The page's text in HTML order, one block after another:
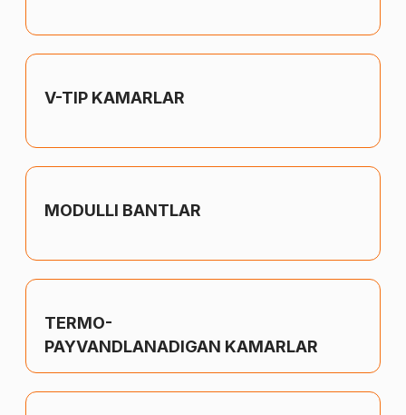
V-TIP KAMARLAR
MODULLI BANTLAR
TERMO-
PAYVANDLANADIGAN KAMARLAR